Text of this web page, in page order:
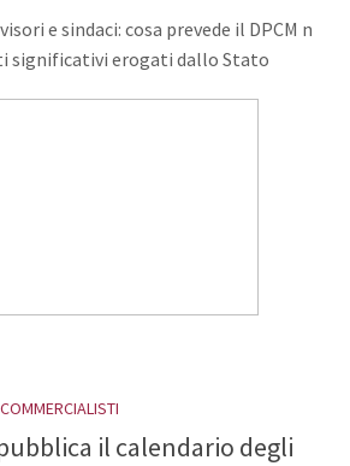
e sindaci: cosa prevede il DPCM n
significativi erogati dallo Stato
pubblica il calendario degli